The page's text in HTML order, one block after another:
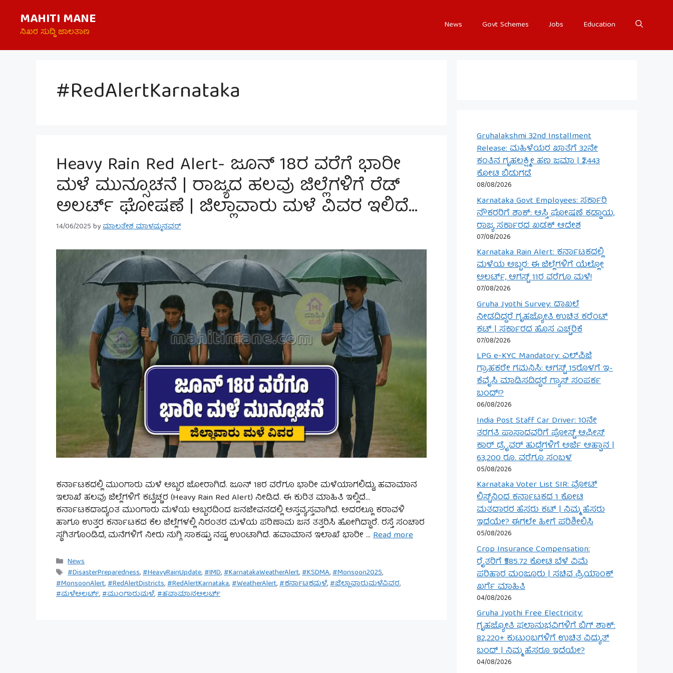
content
MAHITI MANE
ನಿಖರ ಸುದ್ದಿ ಜಾಲತಾಣ
News Govt Schemes Jobs Education
#RedAlertKarnataka
Heavy Rain Red Alert- ಜೂನ್ 18ರ ವರೆಗೆ ಭಾರೀ
ಮಳೆ ಮುನ್ಸೂಚನೆ | ರಾಜ್ಯದ ಹಲವು ಜಿಲ್ಲೆಗಳಿಗೆ ರೆಡ್
ಅಲರ್ಟ್ ಘೋಷಣೆ | ಜಿಲ್ಲಾವಾರು ಮಳೆ ವಿವರ ಇಲಿದೆ…
14/06/2025byಮಾಲತೇಶ ಮಾಳಮ್ಮನವರ್
ಕರ್ನಾಟಕದಲ್ಲಿ ಮುಂಗಾರು ಮಳೆ ಅಬ್ಬರ ಜೋರಾಗಿದೆ. ಜೂನ್ 18ರ ವರೆಗೂ ಭಾರೀ ಮಳೆಯಾಗಲಿದ್ದು, ಹವಾಮಾನ
ಇಲಾಖೆ ಹಲವು ಜಿಲ್ಲೆಗಳಿಗೆ ಕಟ್ಟೆಚ್ಚರ (Heavy Rain Red Alert) ನೀಡಿದೆ. ಈ ಕುರಿತ ಮಾಹಿತಿ ಇಲ್ಲಿದೆ…
ಕರ್ನಾಟಕದಾದ್ಯಂತ ಮುಂಗಾರು ಮಳೆಯ ಅಬ್ಬರದಿಂದ ಜನಜೀವನದಲ್ಲಿ ಅಸ್ತವ್ಯಸ್ತವಾಗಿದೆ. ಅದರಲ್ಲೂ ಕರಾವಳಿ
ಹಾಗೂ ಉತ್ತರ ಕರ್ನಾಟಕದ ಕೆಲ ಜಿಲ್ಲೆಗಳಲ್ಲಿ ನಿರಂತರ ಮಳೆಯ ಪರಿಣಾಮ ಜನ ತತ್ತರಿಸಿ ಹೋಗಿದ್ದಾರೆ. ರಸ್ತೆ ಸಂಚಾರ
ಸ್ಥಗಿತಗೊಂಡಿದೆ, ಮನೆಗಳಿಗೆ ನೀರು ನುಗ್ಗಿ ಸಾಕಷ್ಟು ನಷ್ಟ ಉಂಟಾಗಿದೆ. ಹವಾಮಾನ ಇಲಾಖೆ ಭಾರೀ … Read more
Categories
News
Tags
#DisasterPreparedness,#HeavyRainUpdate,#IMD,#KarnatakaWeatherAlert,#KSDMA,#Monsoon2025,
#MonsoonAlert,#RedAlertDistricts,#RedAlertKarnataka,#WeatherAlert,#ಕರ್ನಾಟಕಮಳೆ,#ಜಿಲ್ಲಾವಾರುಮಳೆವಿವರ,
#ಮಳೆಅಲರ್ಟ್,#ಮುಂಗಾರುಮಳೆ,#ಹವಾಮಾನಅಲರ್ಟ್
Gruhalakshmi 32nd Installment
Release: ಮಹಿಳೆಯರ ಖಾತೆಗೆ 32ನೇ
ಕಂತಿನ ಗೃಹಲಕ್ಷ್ಮೀ ಹಣ ಜಮಾ | ₹2,443
ಕೋಟಿ ಬಿಡುಗಡೆ
08/08/2026
Karnataka Govt Employees: ಸರ್ಕಾರಿ
ನೌಕರರಿಗೆ ಶಾಕ್: ಆಸ್ತಿ ಘೋಷಣೆ ಕಡ್ಡಾಯ,
ರಾಜ್ಯ ಸರ್ಕಾರದ ಖಡಕ್ ಆದೇಶ
07/08/2026
Karnataka Rain Alert: ಕರ್ನಾಟಕದಲ್ಲಿ
ಮಳೆಯ ಅಬ್ಬರ: ಈ ಜಿಲ್ಲೆಗಳಿಗೆ ಯೆಲ್ಲೋ
ಅಲರ್ಟ್, ಆಗಸ್ಟ್ 11ರ ವರೆಗೂ ಮಳೆ!
07/08/2026
Gruha Jyothi Survey: ದಾಖಲೆ
ನೀಡದಿದ್ದರೆ ಗೃಹಜ್ಯೋತಿ ಉಚಿತ ಕರೆಂಟ್
ಕಟ್ | ಸರ್ಕಾರದ ಹೊಸ ಎಚ್ಚರಿಕೆ
07/08/2026
LPG e-KYC Mandatory: ಎಲ್‌ಪಿಜಿ
ಗ್ರಾಹಕರೇ ಗಮನಿಸಿ: ಆಗಸ್ಟ್ 15ರೊಳಗೆ ಇ-
ಕೆವೈಸಿ ಮಾಡಿಸದಿದ್ದರೆ ಗ್ಯಾಸ್ ಸಂಪರ್ಕ
ಬಂದ್!?
06/08/2026
India Post Staff Car Driver: 10ನೇ
ತರಗತಿ ಪಾಸಾದವರಿಗೆ ಪೋಸ್ಟ್ ಆಫೀಸ್
ಕಾರ್ ಡ್ರೈವರ್ ಹುದ್ದೆಗಳಿಗೆ ಅರ್ಜಿ ಆಹ್ವಾನ |
63,200 ರೂ. ವರೆಗೂ ಸಂಬಳ
05/08/2026
Karnataka Voter List SIR: ವೋಟ್
ಲಿಸ್ಟ್‌ನಿಂದ ಕರ್ನಾಟಕದ 1 ಕೋಟಿ
ಮತದಾರರ ಹೆಸರು ಕಟ್ | ನಿಮ್ಮ ಹೆಸರು
ಇದೆಯೇ? ಈಗಲೇ ಹೀಗೆ ಪರಿಶೀಲಿಸಿ
05/08/2026
Crop Insurance Compensation:
ರೈತರಿಗೆ ₹585.72 ಕೋಟಿ ಬೆಳೆ ವಿಮೆ
ಪರಿಹಾರ ಮಂಜೂರು | ಸಚಿವ ಪ್ರಿಯಾಂಕ್
ಖರ್ಗೆ ಮಾಹಿತಿ
04/08/2026
Gruha Jyothi Free Electricity:
ಗೃಹಜ್ಯೋತಿ ಫಲಾನುಭವಿಗಳಿಗೆ ಬಿಗ್ ಶಾಕ್:
82,220+ ಕುಟುಂಬಗಳಿಗೆ ಉಚಿತ ವಿದ್ಯುತ್
ಬಂದ್ | ನಿಮ್ಮ ಹೆಸರೂ ಇದೆಯೇ?
04/08/2026